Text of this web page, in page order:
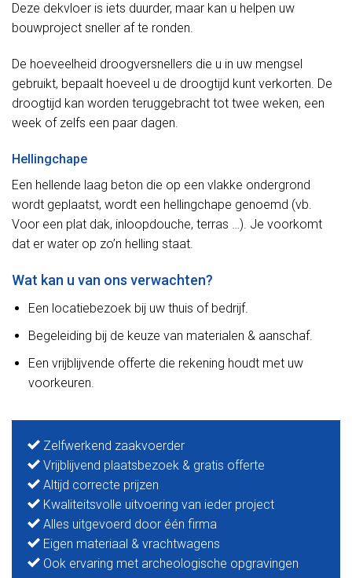
Deze dekvloer is iets duurder, maar kan u helpen uw
bouwproject sneller af te ronden.
De hoeveelheid droogversnellers die u in uw mengsel
gebruikt, bepaalt hoeveel u de droogtijd kunt verkorten. De
droogtijd kan worden teruggebracht tot twee weken, een
week of zelfs een paar dagen.
Hellingchape
Een hellende laag beton die op een vlakke ondergrond
wordt geplaatst, wordt een hellingchape genoemd (vb.
Voor een plat dak, inloopdouche, terras …). Je voorkomt
dat er water op zo’n helling staat.
Wat kan u van ons verwachten?
Een locatiebezoek bij uw thuis of bedrijf.
Begeleiding bij de keuze van materialen & aanschaf.
Een vrijblijvende offerte die rekening houdt met uw
voorkeuren.
Zelfwerkend zaakvoerder
Vrijblijvend plaatsbezoek & gratis offerte
Altijd correcte prijzen
Kwaliteitsvolle uitvoering van ieder project
Alles uitgevoerd door één firma
Eigen materiaal & vrachtwagens
Ook ervaring met archeologische opgravingen